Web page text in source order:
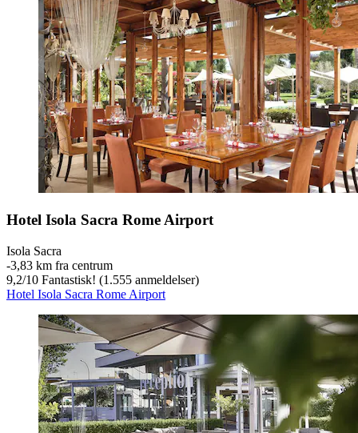
Hotel Isola Sacra Rome Airport
Isola Sacra
‐3,83 km fra centrum
9,2/10 Fantastisk! (1.555 anmeldelser)
Hotel Isola Sacra Rome Airport